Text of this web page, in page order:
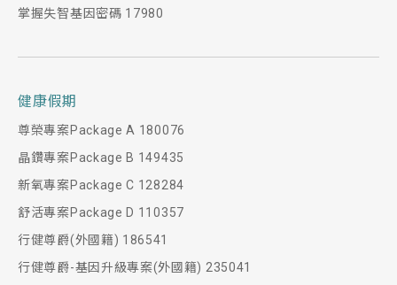
掌握失智基因密碼 17980
健康假期
尊榮專案Package A 180076
晶鑽專案Package B 149435
新氧專案Package C 128284
舒活專案Package D 110357
行健尊爵(外國籍) 186541
行健尊爵-基因升級專案(外國籍) 235041